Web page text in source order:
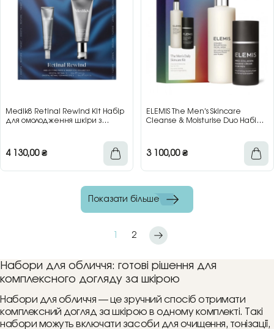
Набори для обличчя: готові рішення для
комплексного догляду за шкірою
Набори для обличчя — це зручний спосіб отримати
комплексний догляд за шкірою в одному комплекті. Такі
набори можуть включати засоби для очищення, тонізації,
Medik8 Retinal Rewind Kit Набір
для омолодження шкіри з
4 130,00₴
ELEMIS The Men’s Skincare
Cleanse & Moisturise Duo Набір
3 100,00₴
Показати більше
2